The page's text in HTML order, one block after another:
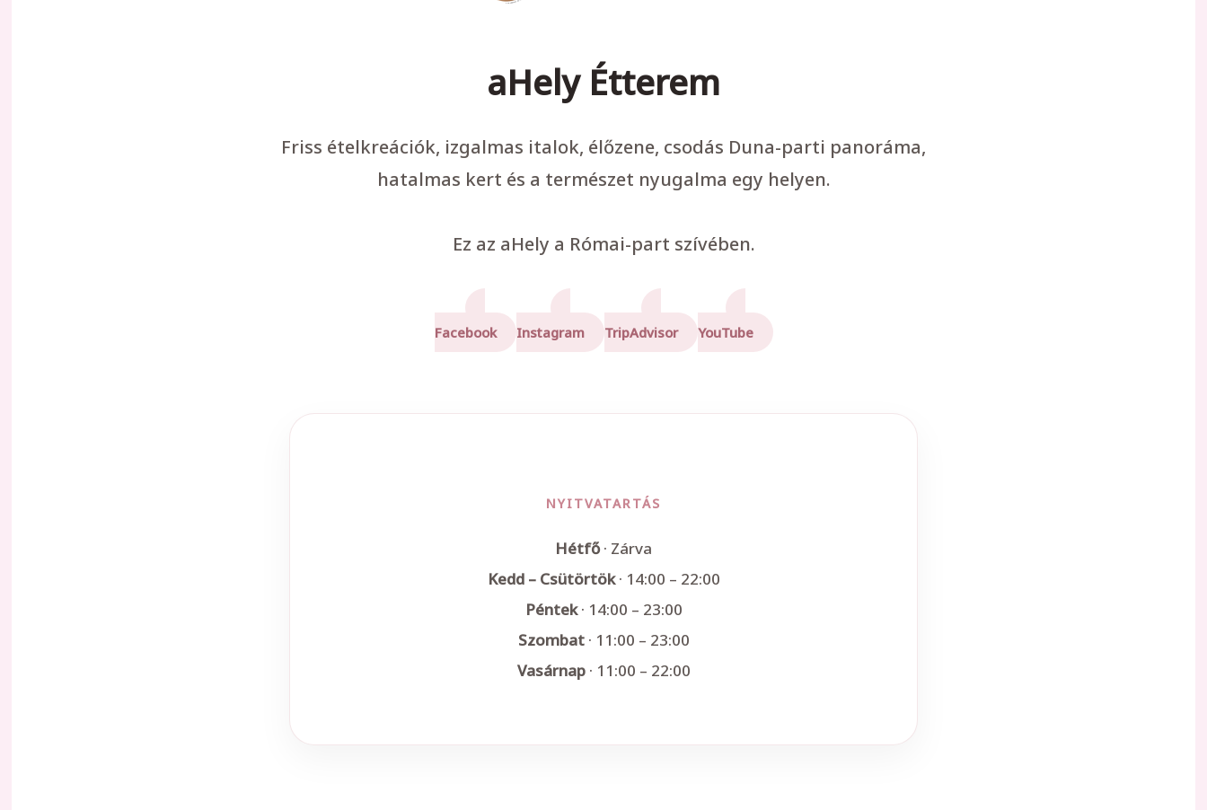
aHely Étterem
Friss ételkreációk, izgalmas italok, élőzene, csodás Duna-parti panoráma,
hatalmas kert és a természet nyugalma egy helyen.
Ez az aHely a Római-part szívében.
Facebook Instagram TripAdvisor YouTube
NYITVATARTÁS
Hétfő· Zárva
Kedd – Csütörtök· 14:00 – 22:00
Péntek· 14:00 – 23:00
Szombat· 11:00 – 23:00
Vasárnap· 11:00 – 22:00